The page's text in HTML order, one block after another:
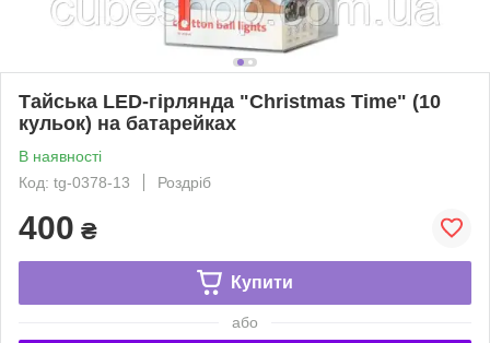
Тайська LED-гірлянда "Christmas Time" (10
кульок) на батарейках
В наявності
Код: tg-0378-13
Роздріб
400 ₴
Купити
або